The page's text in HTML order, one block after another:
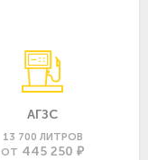
АГЗС
13 700 ЛИТРОВ
ОТ 445 250 ₽